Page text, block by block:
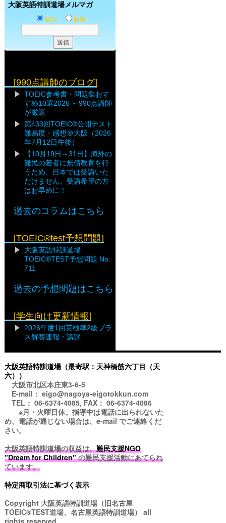
大阪英語特訓道場メルマガ
購読 解除
[990点講師のブログ]
TOEIC参考書・問題集おす
すめ10選2026 ～990点講師
が厳選
第433回TOEIC®公開テスト
難易度・感想＠大阪（2026
年7月12日午後）
【10月19日～31日】海外の
難民の若者に無償教育を行
うため、日本では受講いた
だけません。受講希望の方
はお早めに！
過去のコラムはこちら
[TOEIC®test予想問題]
大阪英語特訓道場
TOEIC®TEST予想問題 No.
711
過去の予想問題はこちら
[学生向け更新情報]
2026年度1回英検準2級プラ
ス解答速報・講評
大阪英語特訓道場（最寄駅：天神橋筋六丁目（天
六））
大阪市北区本庄東3-6-5
E-mail： eigo@nagoya-eigotokkun.com
TEL： 06-6374-4085, FAX： 06-6374-4086
※月・火曜日休。指導中は電話に出られないた
め、電話が通じない場合は、e-mail でご連絡くだ
さい。
大阪英語特訓道場の収益は、難民支援NGO
"Dream for Children"の難民支援活動にあてられ
ています。
特定商取引法に基づく表示
Copyright 大阪英語特訓道場（旧名古屋
TOEIC®TEST道場、名古屋英語特訓道場） all
rights reserved.